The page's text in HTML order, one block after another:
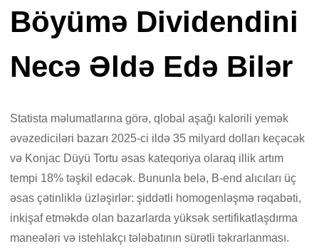
Böyümə Dividendini
Necə Əldə Edə Bilər
Statista məlumatlarına görə, qlobal aşağı kalorili yemək
əvəzediciləri bazarı 2025-ci ildə 35 milyard dolları keçəcək
və Konjac Düyü Tortu əsas kateqoriya olaraq illik artım
tempi 18% təşkil edəcək. Bununla belə, B-end alıcıları üç
əsas çətinliklə üzləşirlər: şiddətli homogenləşmə rəqabəti,
inkişaf etməkdə olan bazarlarda yüksək sertifikatlaşdırma
maneələri və istehlakçı tələbatının sürətli təkrarlanması.